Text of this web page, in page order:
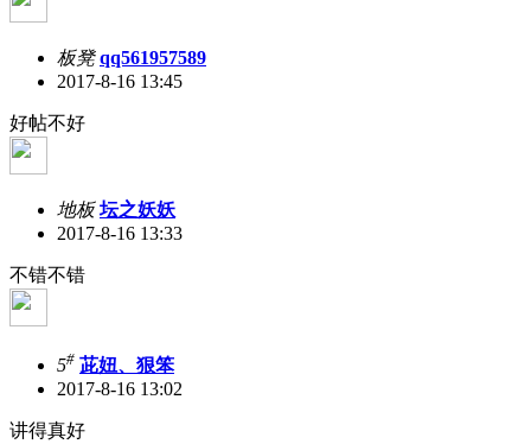
板凳 qq561957589
2017-8-16 13:45
好帖不好
地板 坛之妖妖
2017-8-16 13:33
不错不错
5# 茈妞、狠笨
2017-8-16 13:02
讲得真好